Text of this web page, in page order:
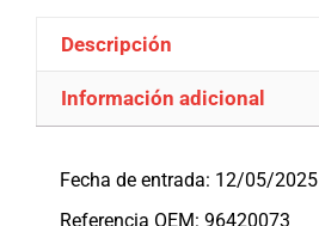
Descripción
Información adicional
Fecha de entrada: 12/05/2025
Referencia OEM: 96420073